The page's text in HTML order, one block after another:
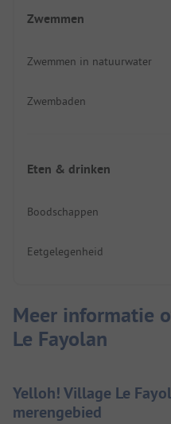
Zwemmen
Zwemmen in natuurwater
Zwembaden
Eten & drinken
Boodschappen
Eetgelegenheid
Meer informatie
Le Fayolan
Yelloh! Village Le
merengebied